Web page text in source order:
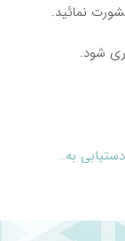
نمائید.
شود.
به…